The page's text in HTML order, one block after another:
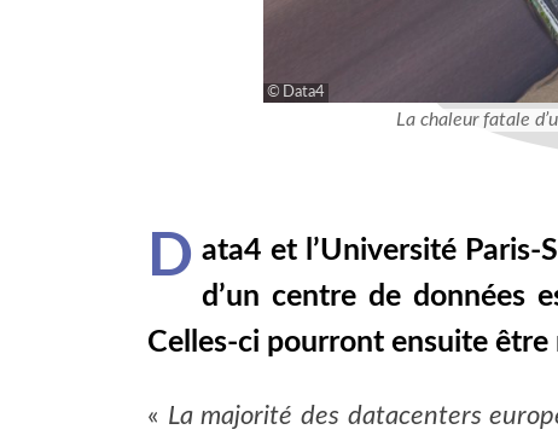
Data4
La chaleur fatale
D ata4 et l’Université
d’un centre de données
Celles-ci pourront ensuite être
« La majorité des datacenters